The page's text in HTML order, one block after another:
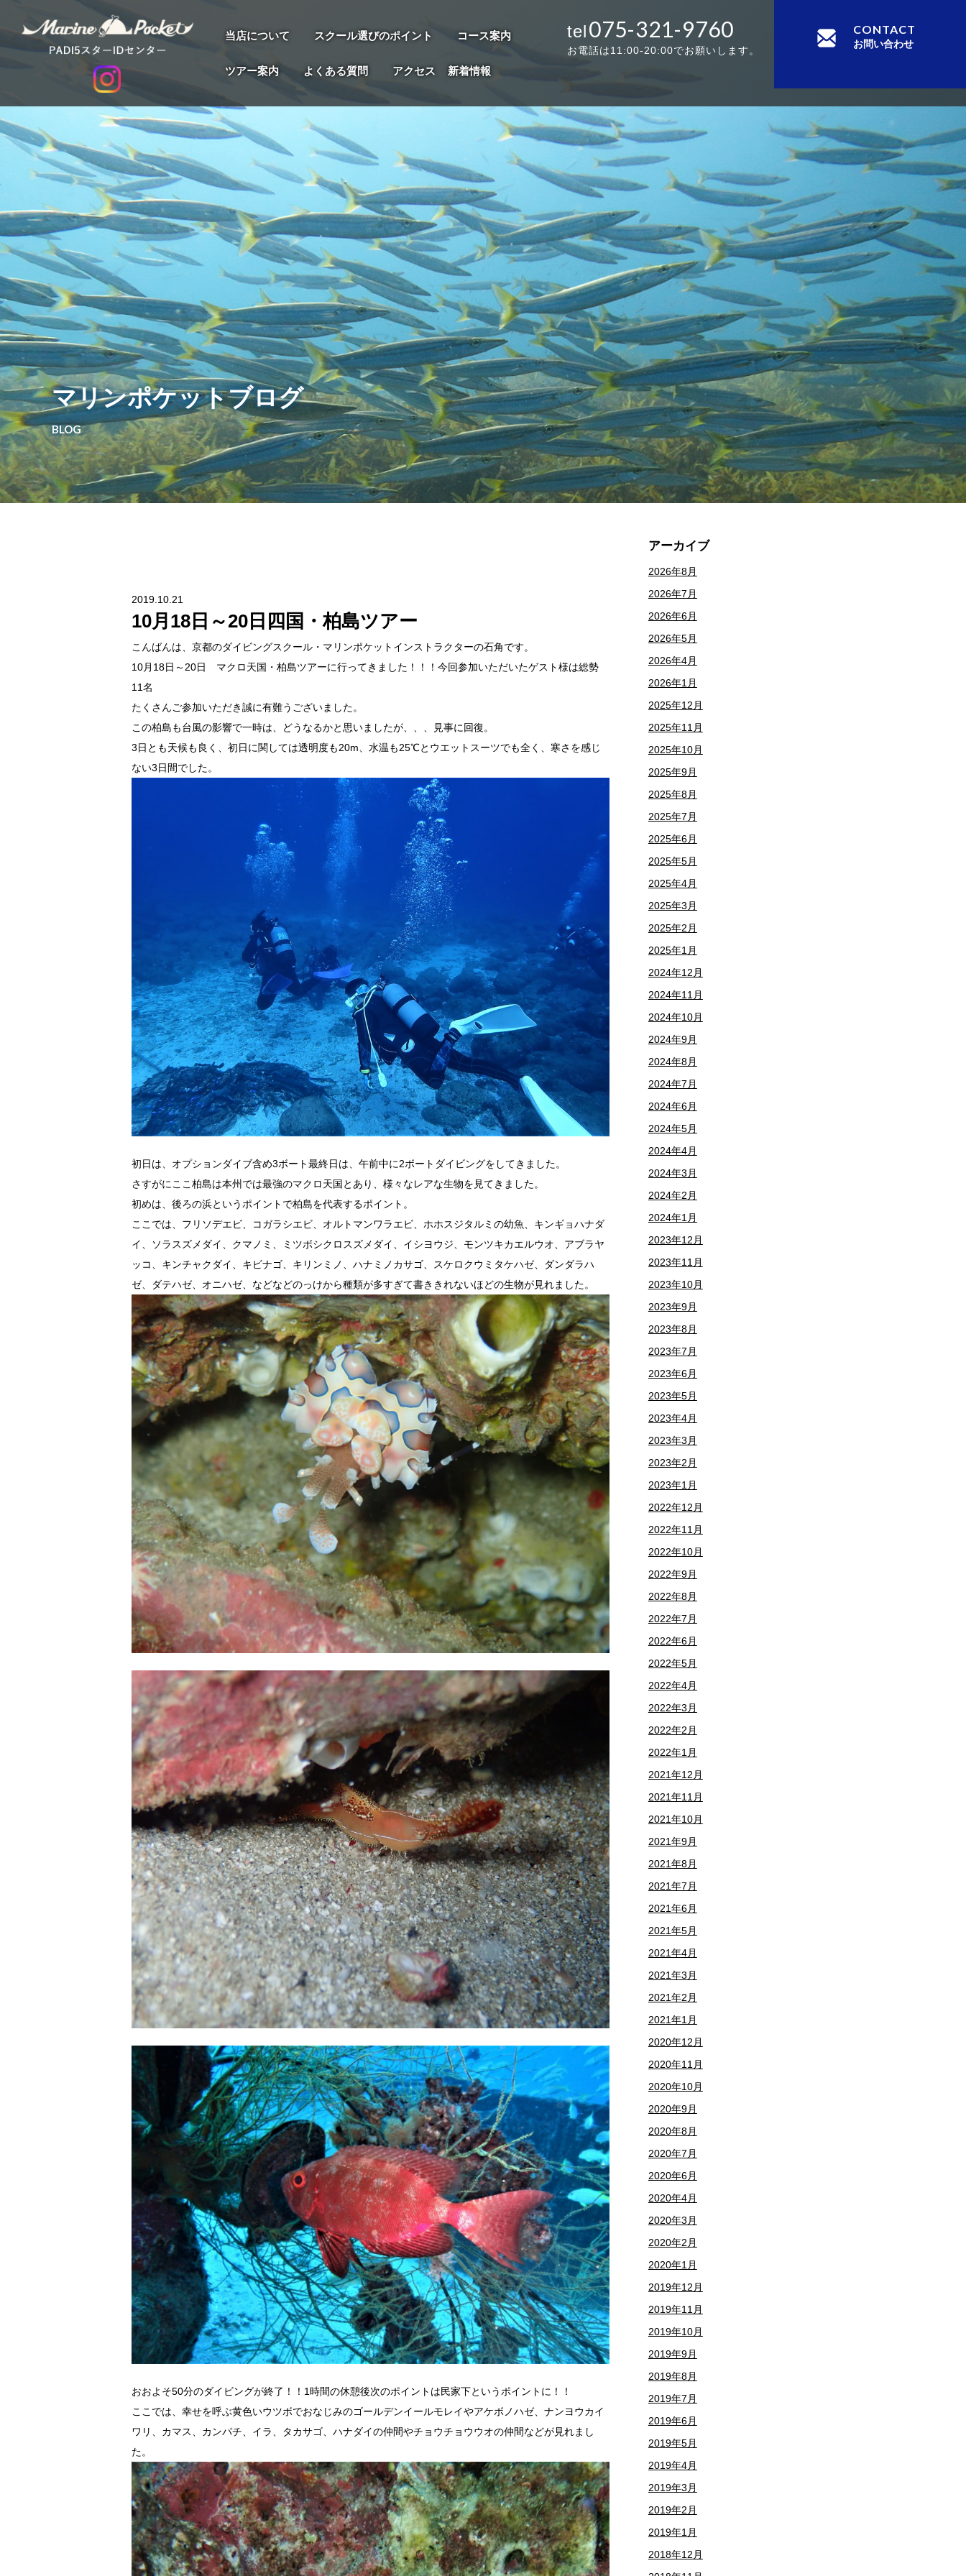
当店について スクール選びのポイント コース案内
ツアー案内 よくある質問 アクセス 新着情報
075-321-9760
お電話は11:00-20:00でお願いします。
CONTACT
お問い合わせ
マリンポケットブログ
BLOG
2019.10.21
10月18日～20日四国・柏島ツアー
こんばんは、京都のダイビングスクール・マリンポケットインストラクターの石角です。
10月18日～20日 マクロ天国・柏島ツアーに行ってきました！！！今回参加いただいたゲスト様は総勢
11名
たくさんご参加いただき誠に有難うございました。
この柏島も台風の影響で一時は、どうなるかと思いましたが、、、見事に回復。
3日とも天候も良く、初日に関しては透明度も20m、水温も25℃とウエットスーツでも全く、寒さを感じ
ない3日間でした。
初日は、オプションダイブ含め3ボート最終日は、午前中に2ボートダイビングをしてきました。
さすがにここ柏島は本州では最強のマクロ天国とあり、様々なレアな生物を見てきました。
初めは、後ろの浜というポイントで柏島を代表するポイント。
ここでは、フリソデエビ、コガラシエビ、オルトマンワラエビ、ホホスジタルミの幼魚、キンギョハナダ
イ、ソラスズメダイ、クマノミ、ミツボシクロスズメダイ、イシヨウジ、モンツキカエルウオ、アブラヤ
ッコ、キンチャクダイ、キビナゴ、キリンミノ、ハナミノカサゴ、スケロクウミタケハゼ、ダンダラハ
ゼ、ダテハゼ、オニハゼ、などなどのっけから種類が多すぎて書ききれないほどの生物が見れました。
おおよそ50分のダイビングが終了！！1時間の休憩後次のポイントは民家下というポイントに！！
ここでは、幸せを呼ぶ黄色いウツボでおなじみのゴールデンイールモレイやアケボノハゼ、ナンヨウカイ
ワリ、カマス、カンパチ、イラ、タカサゴ、ハナダイの仲間やチョウチョウウオの仲間などが見れまし
た。
アーカイブ
2026年8月
2026年7月
2026年6月
2026年5月
2026年4月
2026年1月
2025年12月
2025年11月
2025年10月
2025年9月
2025年8月
2025年7月
2025年6月
2025年5月
2025年4月
2025年3月
2025年2月
2025年1月
2024年12月
2024年11月
2024年10月
2024年9月
2024年8月
2024年7月
2024年6月
2024年5月
2024年4月
2024年3月
2024年2月
2024年1月
2023年12月
2023年11月
2023年10月
2023年9月
2023年8月
2023年7月
2023年6月
2023年5月
2023年4月
2023年3月
2023年2月
2023年1月
2022年12月
2022年11月
2022年10月
2022年9月
2022年8月
2022年7月
2022年6月
2022年5月
2022年4月
2022年3月
2022年2月
2022年1月
2021年12月
2021年11月
2021年10月
2021年9月
2021年8月
2021年7月
2021年6月
2021年5月
2021年4月
2021年3月
2021年2月
2021年1月
2020年12月
2020年11月
2020年10月
2020年9月
2020年8月
2020年7月
2020年6月
2020年4月
2020年3月
2020年2月
2020年1月
2019年12月
2019年11月
2019年10月
2019年9月
2019年8月
2019年7月
2019年6月
2019年5月
2019年4月
2019年3月
2019年2月
2019年1月
2018年12月